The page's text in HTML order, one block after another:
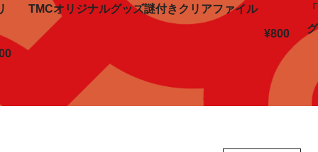
TMCオリジナルグッズ謎付きクリアファイル
¥800
グ